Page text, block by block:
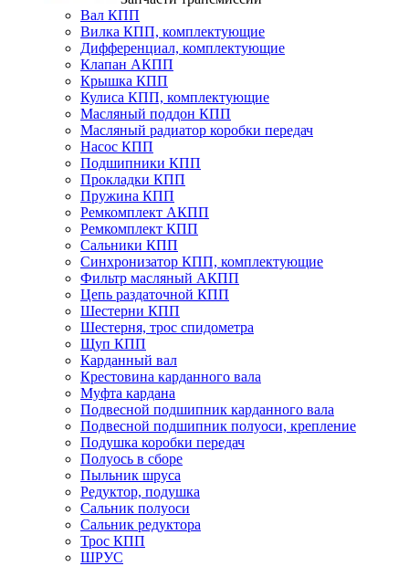
Вал КПП
Вилка КПП, комплектующие
Дифференциал, комплектующие
Клапан АКПП
Крышка КПП
Кулиса КПП, комплектующие
Масляный поддон КПП
Масляный радиатор коробки передач
Насос КПП
Подшипники КПП
Прокладки КПП
Пружина КПП
Ремкомплект АКПП
Ремкомплект КПП
Сальники КПП
Синхронизатор КПП, комплектующие
Фильтр масляный АКПП
Цепь раздаточной КПП
Шестерни КПП
Шестерня, трос спидометра
Щуп КПП
Карданный вал
Крестовина карданного вала
Муфта кардана
Подвесной подшипник карданного вала
Подвесной подшипник полуоси, крепление
Подушка коробки передач
Полуось в сборе
Пыльник шруса
Редуктор, подушка
Сальник полуоси
Сальник редуктора
Трос КПП
ШРУС